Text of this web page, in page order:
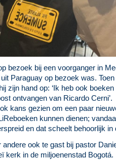
bezoek bij een voorganger in
Paraguay op bezoek was.
zijn hand op: ‘Ik heb ook
ontvangen van Ricardo Cerni’.
kans gezien om een paar
kunnen dienen;
en dat scheelt behoorlijk in
ook te gast bij pastor
kerk in de miljoenenstad Bogotá.